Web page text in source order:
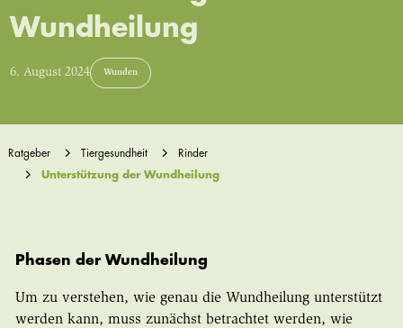
Wundheilung
6. August 2024 Wunden
Ratgeber Tiergesundheit
Rinder
Unterstützung der Wundheilung
Phasen der Wundheilung
Um zu verstehen, wie genau die Wundheilung unterstützt
werden kann, muss zunächst betrachtet werden, wie